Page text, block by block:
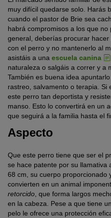
muy difícil quedarse solo. Harás
cuando el pastor de Brie sea
habrá compromisos a los que no
general, deberías procurar
con el perro y no mantenerlo al
asistáis a una escuela canina
naturaleza o salgáis a correr y a
También es buena idea
rastreo, salvamento o terapia. Si
este perro tan deportista y
manso. Esto lo convertirá en un
que seguirá a la familia hasta el
Aspecto
Que este perro tiene que ser el
se hace patente por su llamativa
68 cm, su cuerpo proporcionado
convierten en un animal
retorcido , que forma largos
en la cabeza. Pese a que tiene
pelo le ofrece una protección